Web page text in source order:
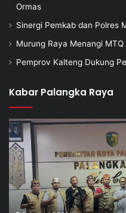
Ormas
Sinergi Pemkab dan Polres
Murung Raya Menangi
Pemprov Kalteng Dukung
Kabar Palangka Raya